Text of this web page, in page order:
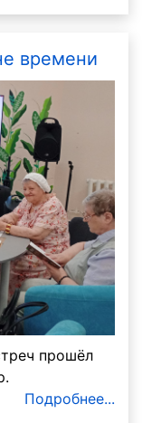
времени
прошёл
Подробнее...